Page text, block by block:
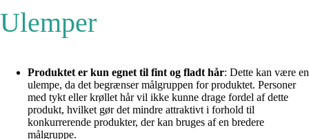
Ulemper
Produktet er kun egnet til fint og fladt hår: Dette kan være en
ulempe, da det begrænser målgruppen for produktet. Personer
med tykt eller krøllet hår vil ikke kunne drage fordel af dette
produkt, hvilket gør det mindre attraktivt i forhold til
konkurrerende produkter, der kan bruges af en bredere
målgruppe.